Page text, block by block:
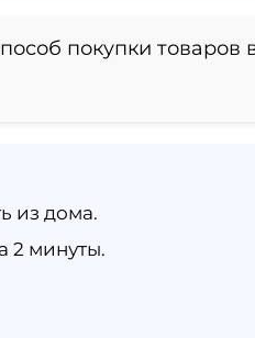
покупки товаров
из дома.
2 минуты.